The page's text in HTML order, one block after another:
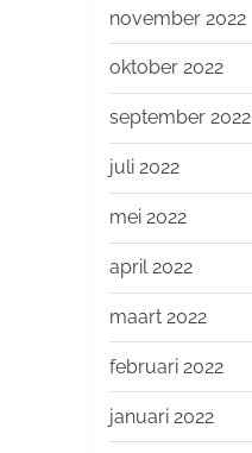
november 2022
oktober 2022
september 2022
juli 2022
mei 2022
april 2022
maart 2022
februari 2022
januari 2022